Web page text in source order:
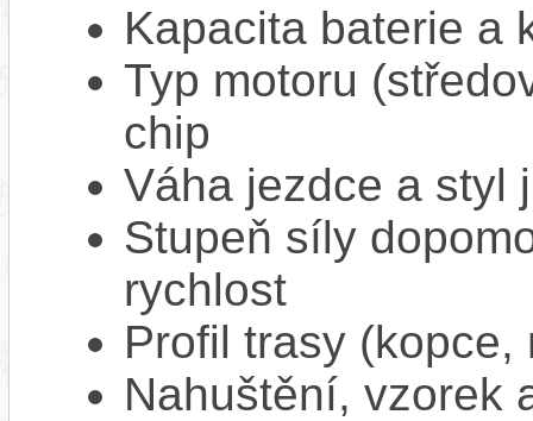
Kapacita baterie a
Typ motoru
chip
Váha jezdce a styl
Stupeň síly
rychlost
Profil trasy
Nahuštění, vzorek